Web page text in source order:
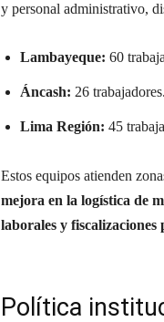
y personal administrativo,
Lambayeque: 60
Áncash: 26 trabajadores.
Lima Región: 45
Estos equipos atienden
mejora en la logística de
laborales y fiscalizaciones
Política